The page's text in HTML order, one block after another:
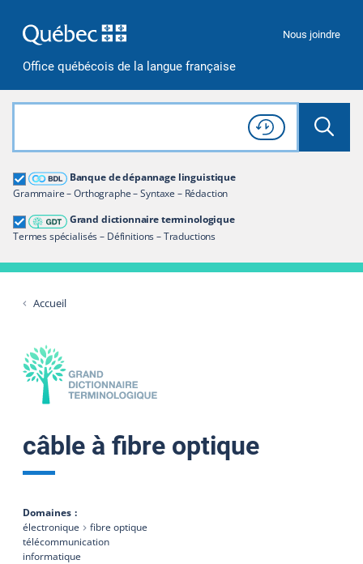
Office québécois de la langue française
Nous joindre
Rechercher dans tout le site
Lancer
Consulter l'
Historique
de recherche
Banque de dépannage linguistique
Grammaire – Orthographe – Syntaxe – Rédaction
Grand dictionnaire terminologique
Termes spécialisés – Définitions – Traductions
Grand dictionnaire terminologique
Restreindre aux termes
Accueil
câble à fibre optique
Domaines
électronique
fibre optique
télécommunication
informatique